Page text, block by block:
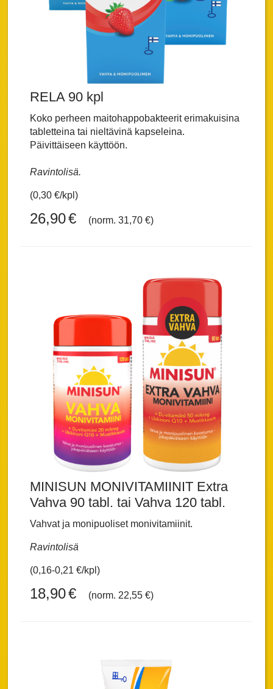
RELA 90 kpl
Koko perheen maitohappobakteerit erimakuisina
tabletteina tai nieltävinä kapseleina.
Päivittäiseen käyttöön.
Ravintolisä.
(0,30 €/kpl)
26,90€ (norm. 31,70 €)
MINISUN MONIVITAMIINIT Extra
Vahva 90 tabl. tai Vahva 120 tabl.
Vahvat ja monipuoliset monivitamiinit.
Ravintolisä
(0,16-0,21 €/kpl)
18,90€ (norm. 22,55 €)